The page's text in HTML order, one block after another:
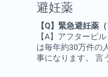
避妊薬
【Q】緊急避妊薬
【A】アフターピ
は毎年約30万件の
事になります。 言